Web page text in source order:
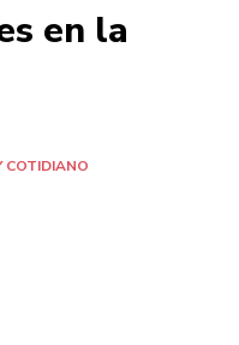
en la
COTIDIANO